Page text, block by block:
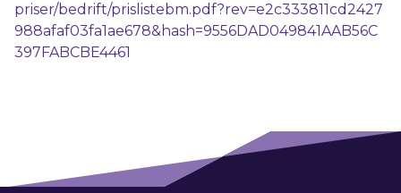
priser/bedrift/prislistebm.pdf?rev=e2c333811cd2427
988afaf03fa1ae678&hash=9556DAD049841AAB56C
397FABCBE4461